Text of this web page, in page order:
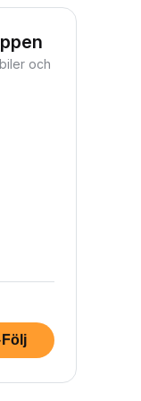
och
Följ